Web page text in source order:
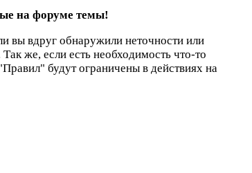
на форуме темы!
вы вдруг обнаружили неточности или
же, если есть необходимость что-то
будут ограничены в действиях на